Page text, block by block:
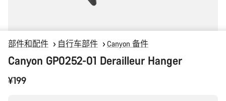
部件和配件 自行车部件 Canyon 备件
Canyon GP0252-01 Derailleur Hanger
¥199